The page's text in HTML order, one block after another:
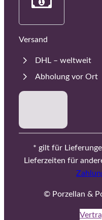
Versand
DHL – weltweit
Abholung vor Ort
* gilt für
Lieferzeiten für
© Porzellan &